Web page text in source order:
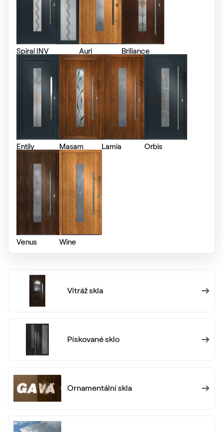
Anthrazitgrau matt
F436-6003
Alternativní označení
Anthrazitgrau smooth Alternativní označení
X-Brush Schwarzbraun
F436-1023
VEKA SPECTRAL
Anthrazit ultramatt
Schiefergrau Glatt2
Basaltgrau
701205-167
Metbrush Antrazit
Spiral INV Auri Briliance
Entily Masam Lamia Orbis
Venus Wine
Vitráž skla
Pískované sklo
Ornamentální skla